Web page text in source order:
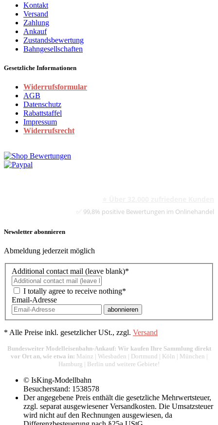
Kontakt
Versand
Zahlung
Ankauf
Zustandsbewertung
Bahngesellschaften
Gesetzliche Informationen
Widerrufsformular
AGB
Datenschutz
Rabattstaffel
Impressum
Widerrufsrecht
✅ 99,8% positive Bewertungen im Onlinehandel
Newsletter abonnieren
Abmeldung jederzeit möglich
Additional contact mail (leave blank)*
I totally agree to receive nothing*
Email-Adresse
abonnieren
* Alle Preise inkl. gesetzlicher USt., zzgl. Versand
Bundesweiter Modelleisenbahn-Ankauf: Wir kaufen Ihre Sammlung direkt
vor Ort an, wie etwa in: Mainz | Wiesbaden | Dortmund | Köln | München |
Hamburg | Berlin und weitere Gebiete!
© IsKing-Modellbahn
Besucherstand: 1538578
Der angegebene Preis enthält die gesetzliche Mehrwertsteuer,
zzgl. separat ausgewiesener Versandkosten. Die Umsatzsteuer
wird nicht auf den Rechnungen ausgewiesen, da